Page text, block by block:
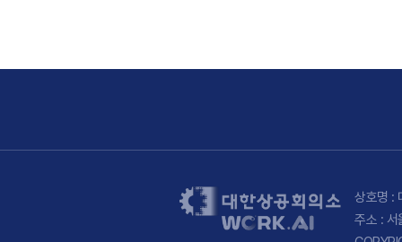
상호명 :
주소 :